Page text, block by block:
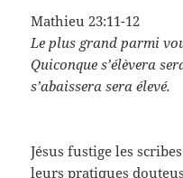
Mathieu 23:11-12
Le plus grand parmi
Quiconque s’élèvera
s’abaissera sera élevé.
Jésus fustige les
leurs pratiques